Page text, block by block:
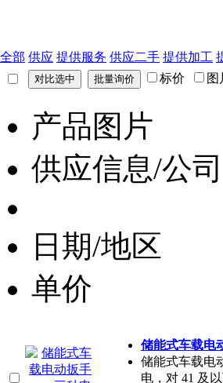
全部 供应 提供服务 供应二手 提供加工
标价
图
产品图片
供应信息/公司
日期/地区
单价
储能式车载
储能式车载电
电，对 41 及